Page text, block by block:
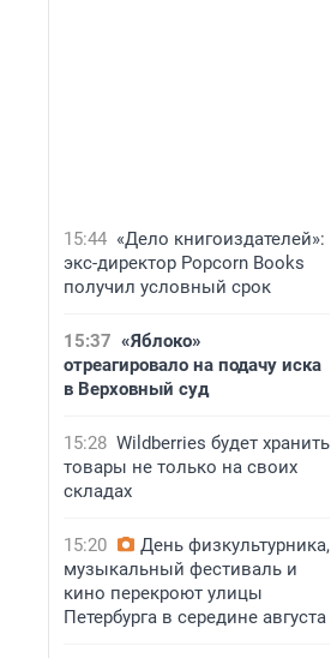
15:44 «Дело книгоиздателей»:
экс-директор Popcorn Books
получил условный срок
15:37 «Яблоко»
отреагировало на подачу иска
в Верховный суд
15:28 Wildberries будет хранить
товары не только на своих
складах
15:20
День физкультурника,
музыкальный фестиваль и
кино перекроют улицы
Петербурга в середине августа